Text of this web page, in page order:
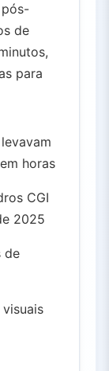
de
para
horas
CGI
2025
de